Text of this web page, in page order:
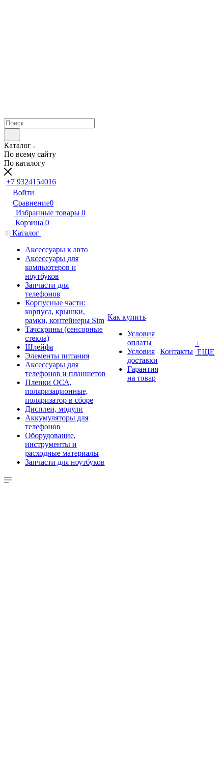
Каталог
По всему сайту
По каталогу
+7 9324154016
Войти
Сравнение0
Избранные товары 0
Корзина 0
Каталог
Аксессуары к авто
Аксессуары для
компьютеров и
ноутбуков
Запчасти для
телефонов
Корпусные части:
корпуса, крышки,
рамки, контейнеры Sim
Тачскрины (сенсорные
стекла)
Шлейфа
Элементы питания
Аксессуары для
телефонов и планшетов
Пленки ОСА,
поляризационные,
поляризатор в сборе
Дисплеи, модули
Аккумуляторы для
телефонов
Оборудование,
инструменты и
расходные материалы
Запчасти для ноутбуков
Как купить
Условия
оплаты
Условия
доставки
Гарантия
на товар
Контакты
+
ЕЩЕ